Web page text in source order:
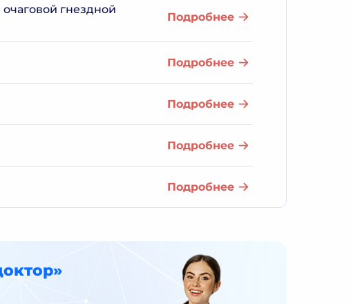
гнездной
Подробнее
Подробнее
Подробнее
Подробнее
Подробнее